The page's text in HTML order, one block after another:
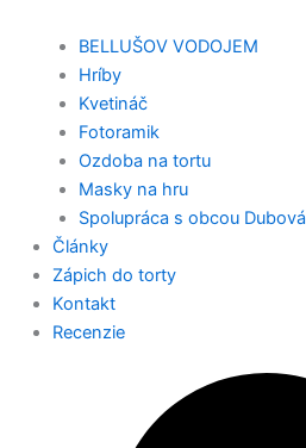
BELLUŠOV VODOJEM
Hríby
Kvetináč
Fotoramik
Ozdoba na tortu
Masky na hru
Spolupráca s obcou Dubová
Články
Zápich do torty
Kontakt
Recenzie